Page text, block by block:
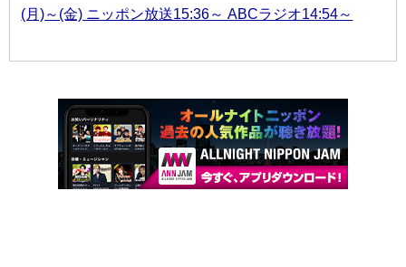
(月)～(金) ニッポン放送15:36～ ABCラジオ14:54～